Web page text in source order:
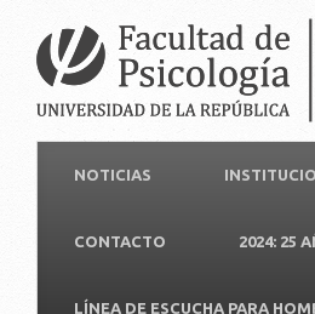
NOTICIAS
CONTACTO 2024: 25
LÍNEA DE ESCUCHA PARA